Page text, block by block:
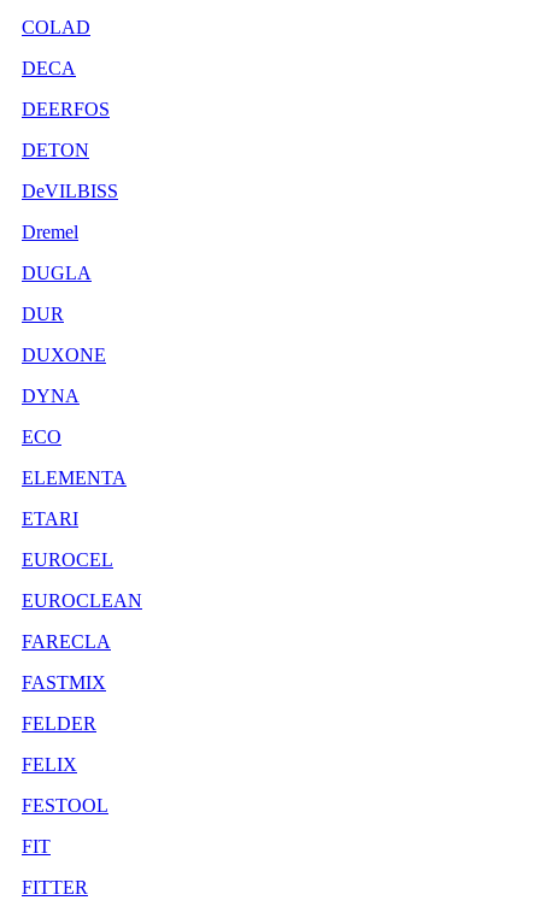
COLAD
DECA
DEERFOS
DETON
DeVILBISS
Dremel
DUGLA
DUR
DUXONE
DYNA
ECO
ELEMENTA
ETARI
EUROCEL
EUROCLEAN
FARECLA
FASTMIX
FELDER
FELIX
FESTOOL
FIT
FITTER